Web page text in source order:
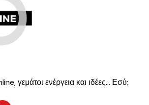
γεμάτοι ενέργεια και ιδέες… Εσύ;